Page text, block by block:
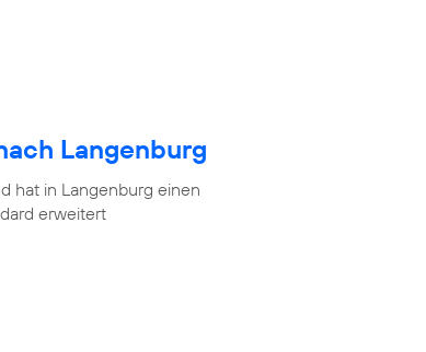
Langenburg
hat in Langenburg einen
erweitert